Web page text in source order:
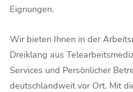
Eignungen.
Wir bieten Ihnen in der
Dreiklang aus
Services und Persönlicher
deutschlandweit vor Ort. Mit